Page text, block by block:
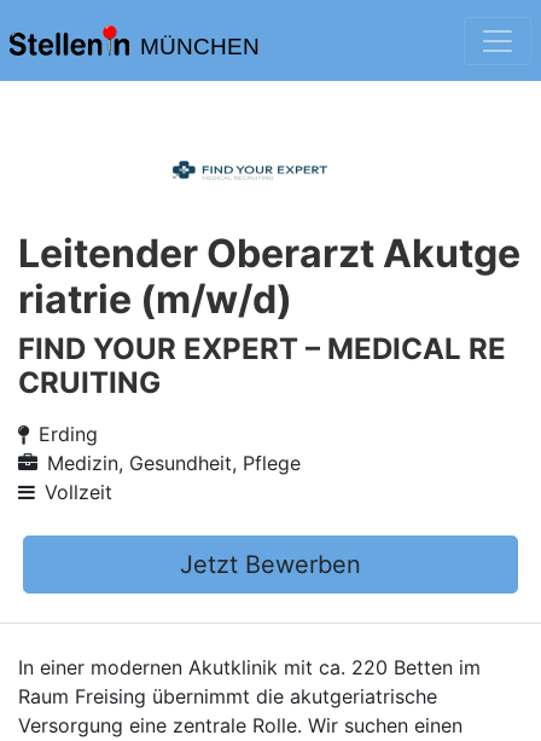
MÜNCHEN
Leitender Oberarzt Akutge
riatrie (m/w/d)
FIND YOUR EXPERT – MEDICAL RE
CRUITING
Erding
Medizin, Gesundheit, Pflege
Vollzeit
Jetzt Bewerben
In einer modernen Akutklinik mit ca. 220 Betten im
Raum Freising übernimmt die akutgeriatrische
Versorgung eine zentrale Rolle. Wir suchen einen